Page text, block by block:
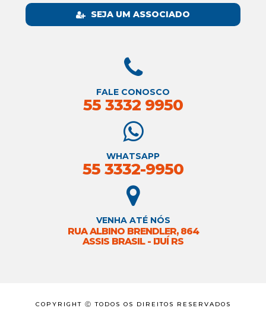
SEJA UM ASSOCIADO
FALE CONOSCO
55 3332 9950
WHATSAPP
55 3332-9950
VENHA ATÉ NÓS
RUA ALBINO BRENDLER, 864
ASSIS BRASIL - IJUÍ RS
COPYRIGHT Ⓒ TODOS OS DIREITOS RESERVADOS